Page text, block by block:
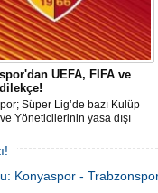
UEFA, FIFA ve
Süper Lig’de bazı Kulüp
Yöneticilerinin yasa dışı
resmi dilekçe göndererek
edilmemesini talep edecek.
Konyaspor -